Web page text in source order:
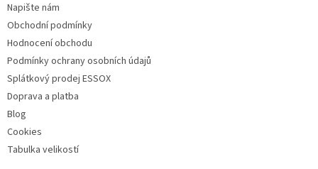
Napište nám
Obchodní podmínky
Hodnocení obchodu
Podmínky ochrany osobních údajů
Splátkový prodej ESSOX
Doprava a platba
Blog
Cookies
Tabulka velikostí